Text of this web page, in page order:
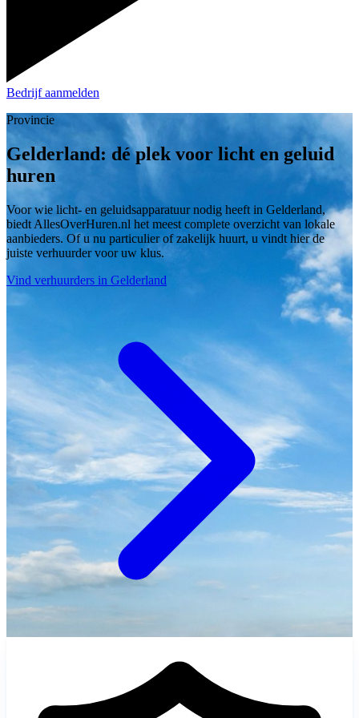
Bedrijf aanmelden
Provincie
Gelderland: dé plek voor licht en geluid
huren
Voor wie licht- en geluidsapparatuur nodig heeft in Gelderland,
biedt AllesOverHuren.nl het meest complete overzicht van lokale
aanbieders. Of u nu particulier of zakelijk huurt, u vindt hier de
juiste verhuurder voor uw klus.
Vind verhuurders in Gelderland